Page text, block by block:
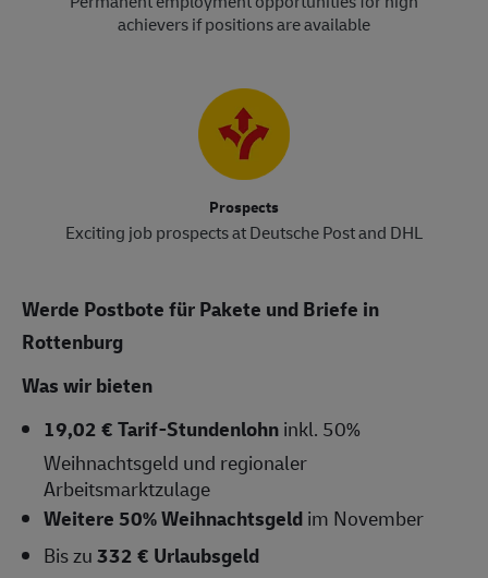
achievers if positions are available
Prospects
Exciting job prospects at Deutsche Post and DHL
Werde Postbote für Pakete und Briefe in
Rottenburg
Was wir bieten
19,02 € Tarif-Stundenlohninkl. 50%
Weihnachtsgeld und regionaler
Arbeitsmarktzulage
Weitere 50% Weihnachtsgeldim November
Bis zu332 € Urlaubsgeld